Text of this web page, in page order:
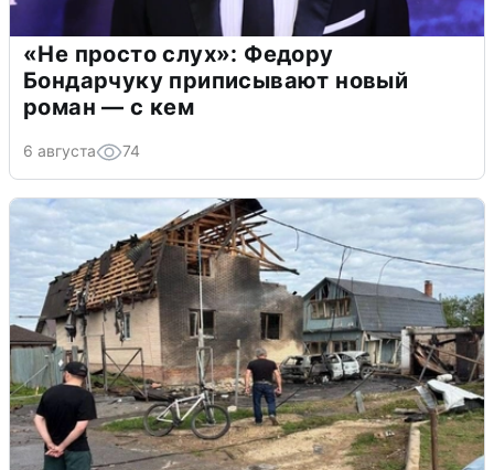
«Не просто слух»: Федору
Бондарчуку приписывают новый
роман — с кем
6 августа 74